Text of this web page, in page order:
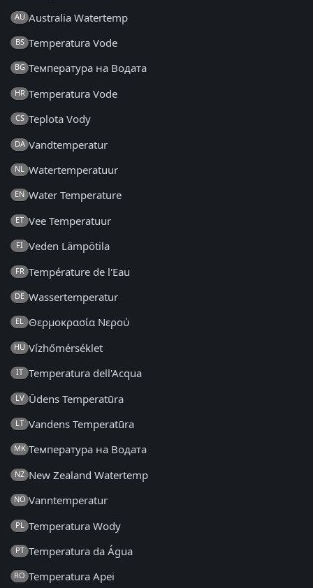
AU Australia Watertemp
BS Temperatura Vode
BG Температура на Водата
HR Temperatura Vode
CS Teplota Vody
DA Vandtemperatur
NL Watertemperatuur
EN Water Temperature
ET Vee Temperatuur
FI Veden Lämpötila
FR Température de l'Eau
DE Wassertemperatur
EL Θερμοκρασία Νερού
HU Vízhőmérséklet
IT Temperatura dell'Acqua
LV Ūdens Temperatūra
LT Vandens Temperatūra
MK Температура на Водата
NZ New Zealand Watertemp
NO Vanntemperatur
PL Temperatura Wody
PT Temperatura da Água
RO Temperatura Apei